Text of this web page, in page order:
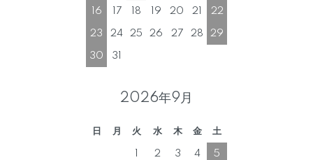
16 17 18 19 20 21 22
23 24 25 26 27 28 29
30 31
2026年9月
日 月 火 水 木 金 土
2 3 4 5